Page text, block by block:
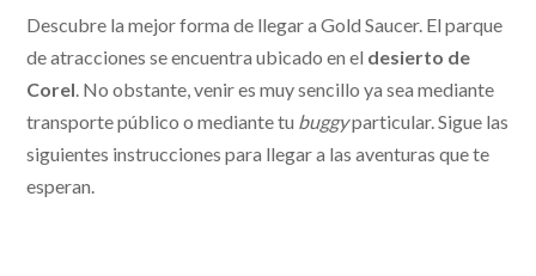
Descubre la mejor forma de llegar a Gold Saucer. El parque
de atracciones se encuentra ubicado en el desierto de
Corel. No obstante, venir es muy sencillo ya sea mediante
transporte público o mediante tu buggyparticular. Sigue las
siguientes instrucciones para llegar a las aventuras que te
esperan.